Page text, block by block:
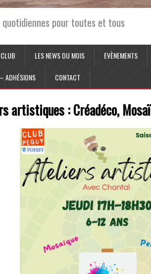
pour toutes et tous
LES NEWS DU MOIS EVÈNEMENTS
ADHÉSIONS CONTACT
artistiques : Créadéco,